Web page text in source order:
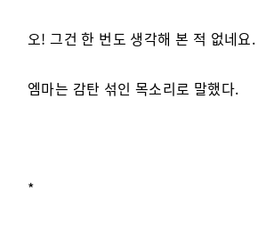
오! 그건 한 번도 생각해 본 적 없네요.
엠마는 감탄 섞인 목소리로 말했다.
*